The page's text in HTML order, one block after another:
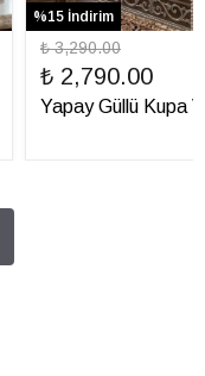
%15 İndirim
₺ 3,290.00
₺ 2,790.00
Yapay Güllü Kupa